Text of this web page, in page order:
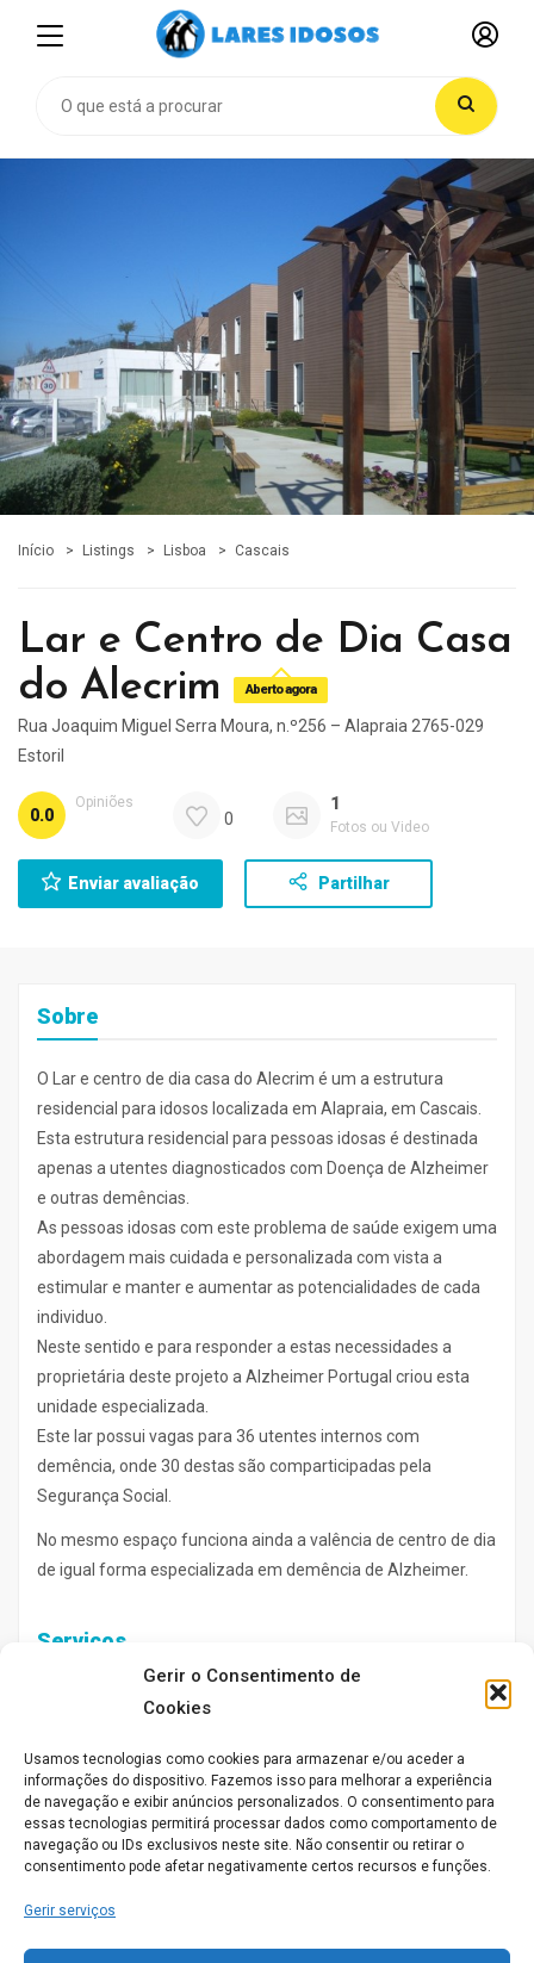
Gerir o Consentimento de
Cookies
Usamos tecnologias como cookies para armazenar e/ou aceder a
informações do dispositivo. Fazemos isso para melhorar a experiência
de navegação e exibir anúncios personalizados. O consentimento para
essas tecnologias permitirá processar dados como comportamento de
navegação ou IDs exclusivos neste site. Não consentir ou retirar o
consentimento pode afetar negativamente certos recursos e funções.
Gerir serviços
Início Listings Lisboa Cascais
Lar e Centro de Dia Casa
do Alecrim
Aberto agora
Rua Joaquim Miguel Serra Moura, n.º256 – Alapraia 2765-029
Estoril
0.0
Opiniões
0
1
Fotos ou Video
Enviar avaliação Partilhar
Sobre
O Lar e centro de dia casa do Alecrim é um a estrutura
residencial para idosos localizada em Alapraia, em Cascais.
Esta estrutura residencial para pessoas idosas é destinada
apenas a utentes diagnosticados com Doença de Alzheimer
e outras demências.
As pessoas idosas com este problema de saúde exigem uma
abordagem mais cuidada e personalizada com vista a
estimular e manter e aumentar as potencialidades de cada
individuo.
Neste sentido e para responder a estas necessidades a
proprietária deste projeto a Alzheimer Portugal criou esta
unidade especializada.
Este lar possui vagas para 36 utentes internos com
demência, onde 30 destas são comparticipadas pela
Segurança Social.
No mesmo espaço funciona ainda a valência de centro de dia
de igual forma especializada em demência de Alzheimer.
Serviços
Acompanhamento ao exterior
Animação Sociocultural
Enfermagem
Psicólogo